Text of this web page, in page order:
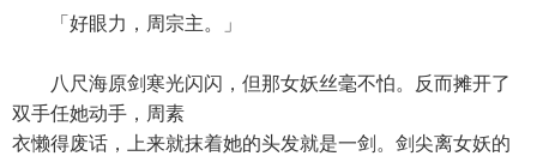
「好眼力，周宗主。」
八尺海原剑寒光闪闪，但那女妖丝毫不怕。反而摊开了
双手任她动手，周素
衣懒得废话，上来就抹着她的头发就是一剑。剑尖离女妖的